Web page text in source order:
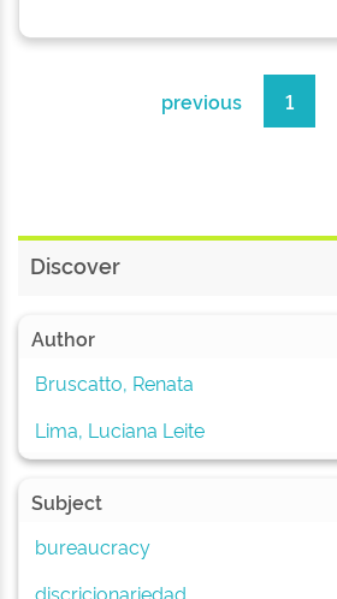
previous 1
Discover
Author
Bruscatto, Renata
Lima, Luciana Leite
Subject
bureaucracy
discricionariedad